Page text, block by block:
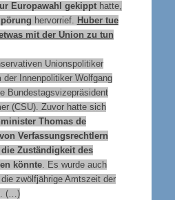
Europawahl gekippthatte,
hervorrief. Huber tue
mit der Union zu tun
Unionspolitiker
Innenpolitiker Wolfgang
Bundestagsvizepräsident
(CSU). Zuvor hatte sich
Thomas de
Verfassungsrechtlern
Zuständigkeit des
könnte. Es wurde auch
zwölfjährige Amtszeit der
(…)